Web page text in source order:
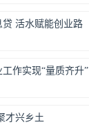
活水赋能创业路
作实现“量质齐升”
才兴乡土